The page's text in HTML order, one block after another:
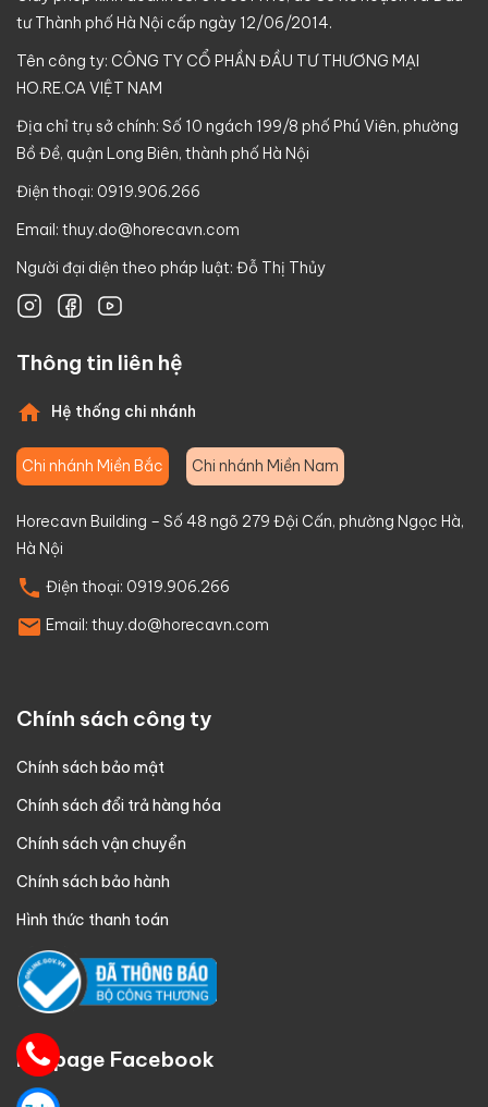
tư Thành phố Hà Nội cấp ngày 12/06/2014.
Tên công ty: CÔNG TY CỔ PHẦN ĐẦU TƯ THƯƠNG MẠI
HO.RE.CA VIỆT NAM
Địa chỉ trụ sở chính: Số 10 ngách 199/8 phố Phú Viên, phường
Bồ Đề, quận Long Biên, thành phố Hà Nội
Điện thoại: 0919.906.266
Email: thuy.do@horecavn.com
Người đại diện theo pháp luật: Đỗ Thị Thủy
Thông tin liên hệ
Hệ thống chi nhánh
Chi nhánh Miền Bắc Chi nhánh Miền Nam
Horecavn Building – Số 48 ngõ 279 Đội Cấn, phường Ngọc Hà,
Hà Nội
Điện thoại: 0919.906.266
Email: thuy.do@horecavn.com
Chính sách công ty
Chính sách bảo mật
Chính sách đổi trả hàng hóa
Chính sách vận chuyển
Chính sách bảo hành
Hình thức thanh toán
Fanpage Facebook